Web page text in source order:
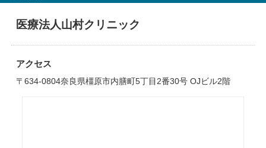
医療法人山村クリニック
アクセス
〒634-0804奈良県橿原市内膳町5丁目2番30号 OJビル2階